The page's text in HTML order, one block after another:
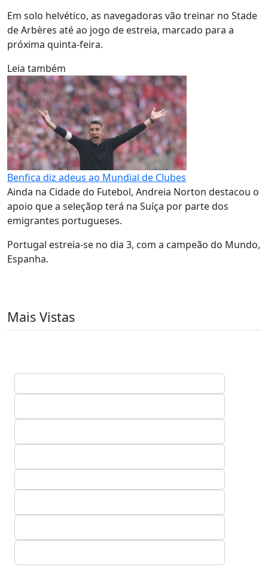
Em solo helvético, as navegadoras vão treinar no Stade
de Arbères até ao jogo de estreia, marcado para a
próxima quinta-feira.
Leia também
Benfica diz adeus ao Mundial de Clubes
Ainda na Cidade do Futebol, Andreia Norton destacou o
apoio que a seleçãop terá na Suíça por parte dos
emigrantes portugueses.
Portugal estreia-se no dia 3, com a campeão do Mundo,
Espanha.
Mais Vistas